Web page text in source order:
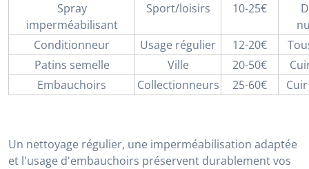
Spray
imperméabilisant
Sport/loisirs 10-25€
Conditionneur
Usage régulier 12-20€
Patins semelle
Ville 20-50€
Embauchoirs
Collectionneurs 25-60€
Un nettoyage régulier, une imperméabilisation adaptée
et l'usage d'embauchoirs préservent durablement vos